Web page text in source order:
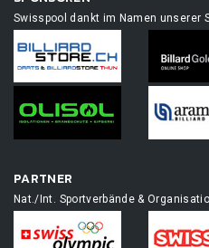
Swisspool dankt im Namen unserer
PARTNER
Nat./Int. Sportverbände &